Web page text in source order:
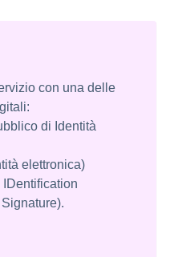
con una delle
di Identità
elettronica)
IDentification